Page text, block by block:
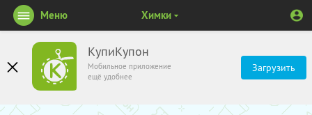
КупиКупон
Мобильное приложение
ещё удобнее
Загрузить
Меню Химки